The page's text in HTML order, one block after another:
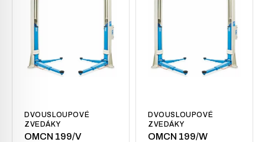
DVOUSLOUPOVÉ
ZVEDÁKY
OMCN 199/V
DVOUSLOUPOVÉ
ZVEDÁKY
OMCN 199/W